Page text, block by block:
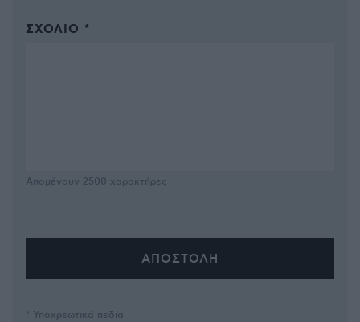
ΣΧΌΛΙΟ *
Απομένουν 2500 χαρακτήρες
* Υποχρεωτικά πεδία